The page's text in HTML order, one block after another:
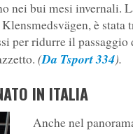
nei bui mesi invernali.
è stata
per ridurre il passaggio
(Da Tsport 334).
IN ITALIA
Anche nel